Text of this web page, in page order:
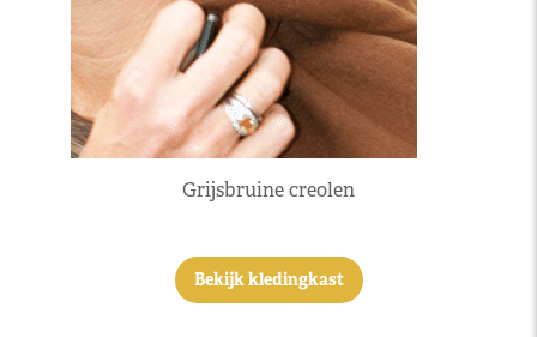
Grijsbruine creolen
Bekijk kledingkast